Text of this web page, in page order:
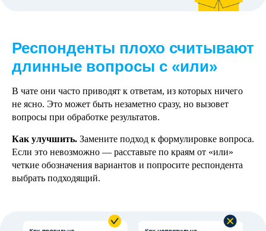
Респонденты плохо считывают
длинные вопросы с «или»
В чате они часто приводят к ответам, из которых ничего
не ясно. Это может быть незаметно сразу, но вызовет
вопросы при обработке результатов.
Как улучшить. Замените подход к формулировке вопроса.
Если это невозможно — расставьте по краям от «или»
четкие обозначения вариантов и попросите респондента
выбрать подходящий.